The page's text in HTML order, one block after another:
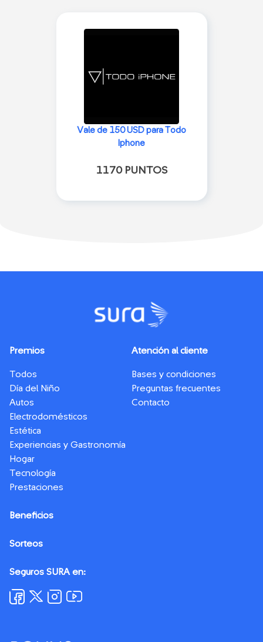
Vale de 150 USD para Todo
Iphone
1170 PUNTOS
Premios
Todos
Día del Niño
Autos
Electrodomésticos
Estética
Experiencias y Gastronomía
Hogar
Tecnología
Prestaciones
Beneficios
Sorteos
Atención al cliente
Bases y condiciones
Preguntas frecuentes
Contacto
Seguros SURA en: